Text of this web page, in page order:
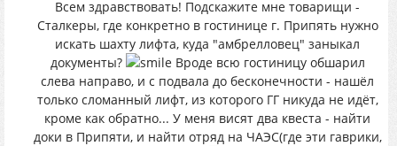
Всем здравствовать! Подскажите мне товарищи -
Сталкеры, где конкретно в гостинице г. Припять нужно
искать шахту лифта, куда "амбрелловец" заныкал
документы?
Вроде всю гостиницу обшарил
слева направо, и с подвала до бесконечности - нашёл
только сломанный лифт, из которого ГГ никуда не идёт,
кроме как обратно... У меня висят два квеста - найти
доки в Припяти, и найти отряд на ЧАЭС(где эти гаврики,